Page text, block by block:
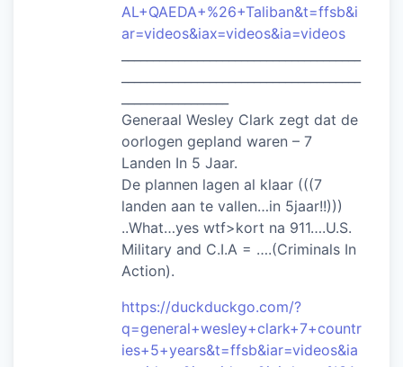
AL+QAEDA+%26+Taliban&t=ffsb&i
ar=videos&iax=videos&ia=videos
Generaal Wesley Clark zegt dat de
oorlogen gepland waren – 7
Landen In 5 Jaar.
De plannen lagen al klaar (((7
landen aan te vallen…in 5jaar!!)))
..What…yes wtf>kort na 911….U.S.
Military and C.I.A = ….(Criminals In
Action).
https://duckduckgo.com/?
q=general+wesley+clark+7+countr
ies+5+years&t=ffsb&iar=videos&ia